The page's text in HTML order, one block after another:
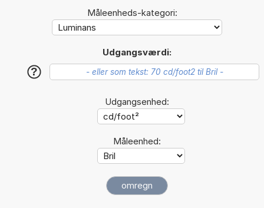
Måleenheds-kategori:
Udgangsværdi:
?
Udgangsenhed:
Måleenhed: